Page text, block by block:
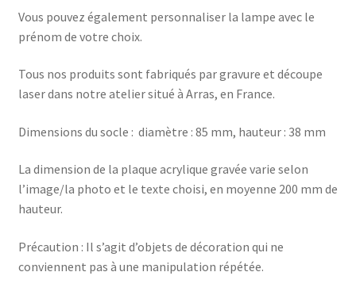
Vous pouvez également personnaliser la lampe avec le
prénom de votre choix.
Tous nos produits sont fabriqués par gravure et découpe
laser dans notre atelier situé à Arras, en France.
Dimensions du socle : diamètre : 85 mm, hauteur : 38 mm
La dimension de la plaque acrylique gravée varie selon
l’image/la photo et le texte choisi, en moyenne 200 mm de
hauteur.
Précaution : Il s’agit d’objets de décoration qui ne
conviennent pas à une manipulation répétée.